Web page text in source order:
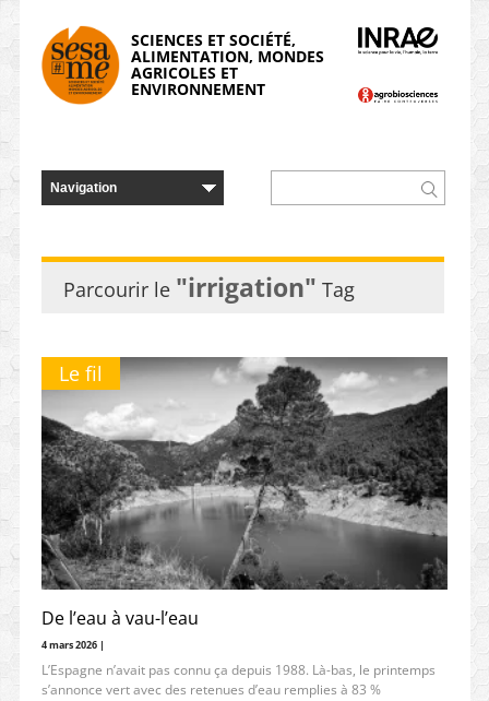
SCIENCES ET SOCIÉTÉ,
ALIMENTATION, MONDES
AGRICOLES ET
ENVIRONNEMENT
Parcourir le "irrigation" Tag
Le fil
De l’eau à vau-l’eau
4 mars 2026 |
L’Espagne n’avait pas connu ça depuis 1988. Là-bas, le printemps
s’annonce vert avec des retenues d’eau remplies à 83 %